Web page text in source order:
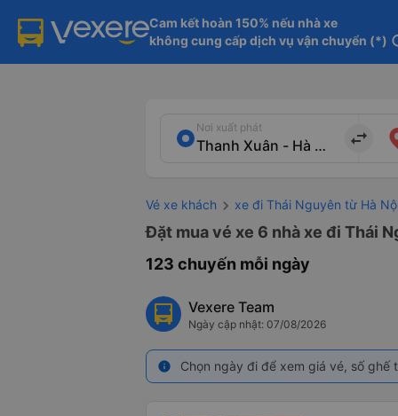
Cam kết hoàn 150% nếu nhà xe
không cung cấp dịch vụ vận chuyển (*)
Nơi xuất phát
import_export
Vé xe khách xe đi Thái Nguyên từ Hà
Đặt mua vé xe 6 nhà xe đi Thái
123 chuyến mỗi ngày
Vexere Team
Ngày cập nhật: 07/08/2026
info Chọn ngày đi để xem giá vé, số